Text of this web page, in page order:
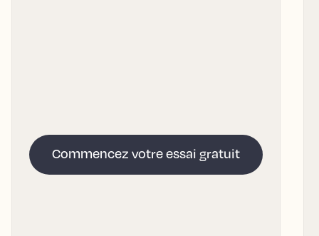
Commencez votre essai gratuit